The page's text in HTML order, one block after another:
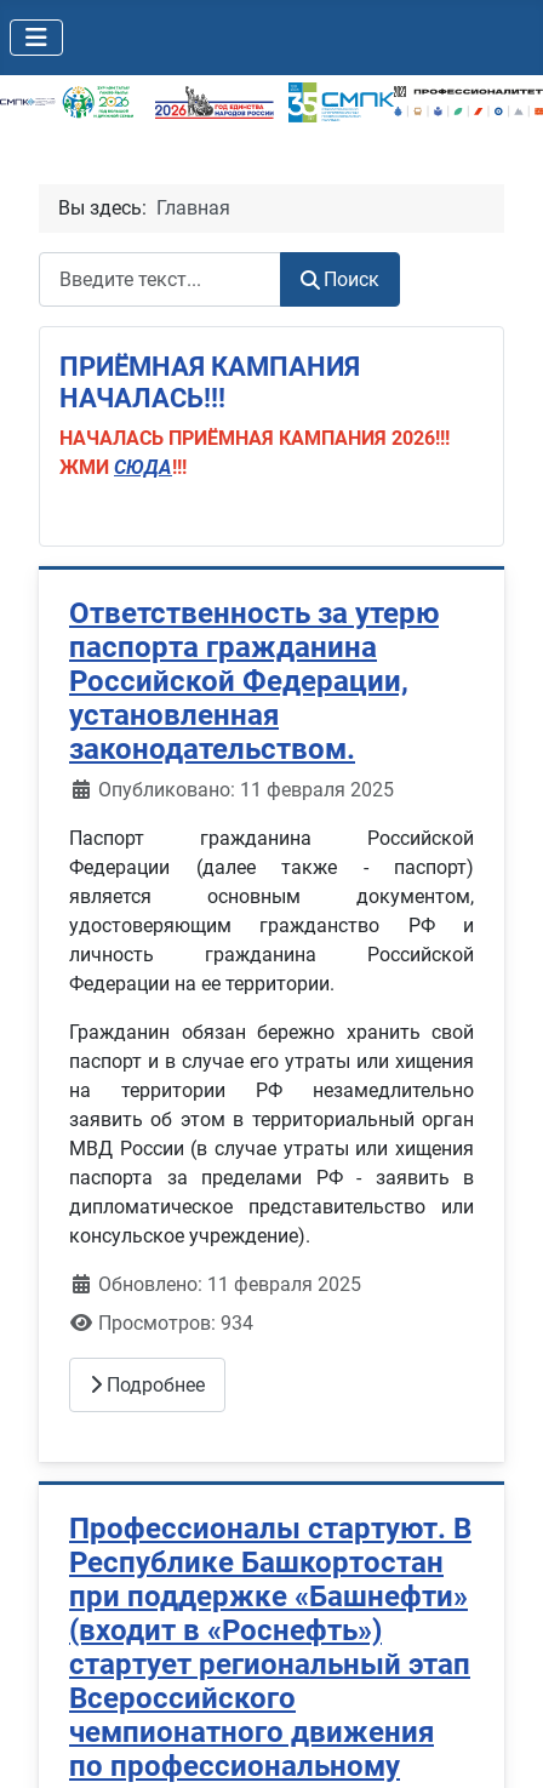
Вы здесь: Главная
Поиск
ПРИЁМНАЯ КАМПАНИЯ
НАЧАЛАСЬ!!!
НАЧАЛАСЬ ПРИЁМНАЯ КАМПАНИЯ 2026!!!
ЖМИ СЮДА!!!
Ответственность за утерю
паспорта гражданина
Российской Федерации,
установленная
законодательством.
Информация о материале
Опубликовано: 11 февраля 2025
Паспорт гражданина Российской
Федерации (далее также - паспорт)
является основным документом,
удостоверяющим гражданство РФ и
личность гражданина Российской
Федерации на ее территории.
Гражданин обязан бережно хранить свой
паспорт и в случае его утраты или хищения
на территории РФ незамедлительно
заявить об этом в территориальный орган
МВД России (в случае утраты или хищения
паспорта за пределами РФ - заявить в
дипломатическое представительство или
консульское учреждение).
Обновлено: 11 февраля 2025
Просмотров: 934
Подробнее
Профессионалы стартуют. В
Республике Башкортостан
при поддержке «Башнефти»
(входит в «Роснефть»)
стартует региональный этап
Всероссийского
чемпионатного движения
по профессиональному